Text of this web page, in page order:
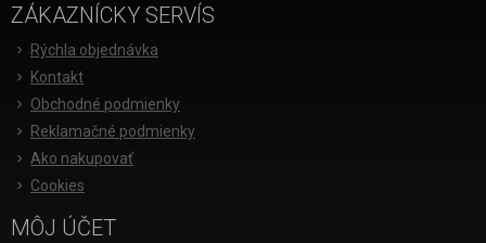
ZÁKAZNÍCKY SERVÍS
Rýchla objednávka
Kontakt
Obchodné podmienky
Reklamačné podmienky
Ako nakupovať
Cookies
MÔJ ÚČET